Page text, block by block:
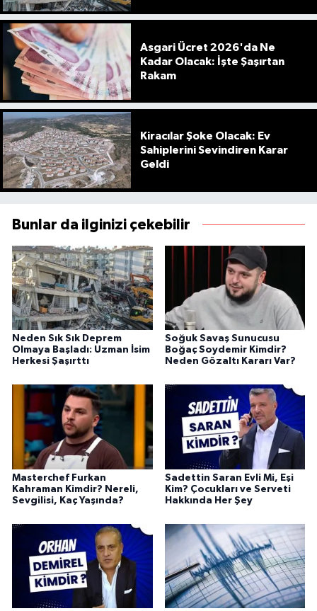
Asgari Ücret 2026'da Ne
Kadar Olacak: İşte Şaşırtan
Rakam
Kiracılar Şoke Olacak: Ev
Sahiplerini Sevindiren Karar
Geldi
Bunlar da ilginizi çekebilir
Neden Sık Sık Deprem
Olmaya Başladı: Uzman İsim
Herkesi Şaşırttı
Soğuk Savaş Sunucusu
Boğaç Soydemir Kimdir?
Neden Gözaltı Kararı Var?
Masterchef Furkan
Kahraman Kimdir? Nereli,
Sevgilisi, Kaç Yaşında?
Sadettin Saran Evli Mi, Eşi
Kim? Çocukları ve Serveti
Hakkında Her Şey